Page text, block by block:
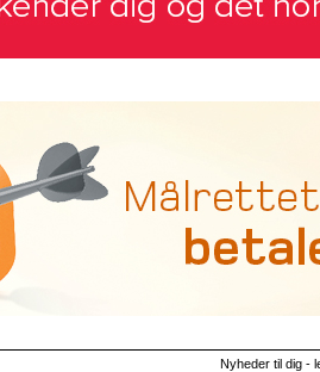
Nyheder til dig -